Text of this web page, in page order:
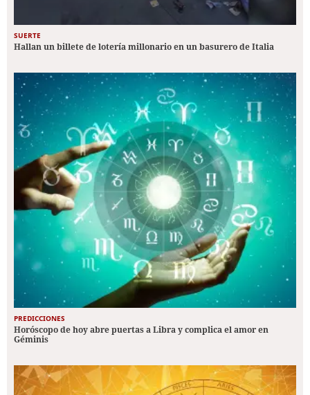
SUERTE
Hallan un billete de lotería millonario en un basurero de Italia
PREDICCIONES
Horóscopo de hoy abre puertas a Libra y complica el amor en
Géminis